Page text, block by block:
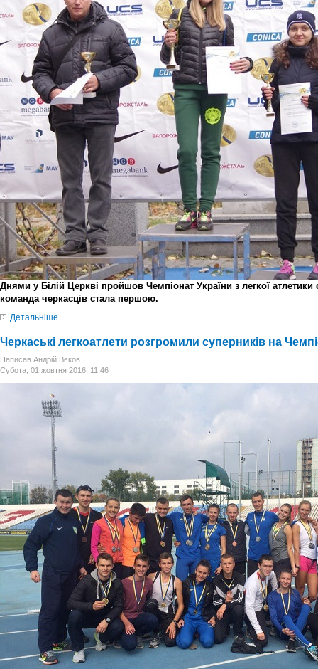
Днями у Білій Церкві пройшов Чемпіонат України з легкої
команда черкасців стала першою.
Детальніше...
Черкаські легкоатлети розгромили суперників на
Написав Андрій Вєков
Субота, 01 жовтня 2016, 11:46